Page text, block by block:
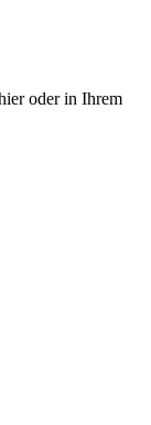
oder in Ihrem